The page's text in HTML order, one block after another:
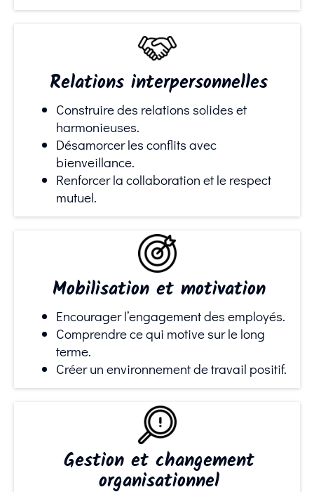
Relations interpersonnelles
Construire des relations solides et
harmonieuses.
Désamorcer les conflits avec
bienveillance.
Renforcer la collaboration et le respect
mutuel.
Mobilisation et motivation
Encourager l’engagement des employés.
Comprendre ce qui motive sur le long
terme.
Créer un environnement de travail positif.
Gestion et changement
organisationnel